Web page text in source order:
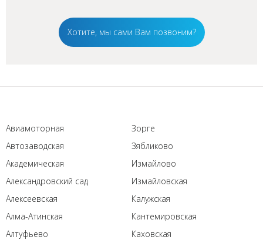
Хотите, мы сами Вам позвоним?
Авиамоторная
Автозаводская
Академическая
Александровский сад
Алексеевская
Алма-Атинская
Алтуфьево
Зорге
Зябликово
Измайлово
Измайловская
Калужская
Кантемировская
Каховская